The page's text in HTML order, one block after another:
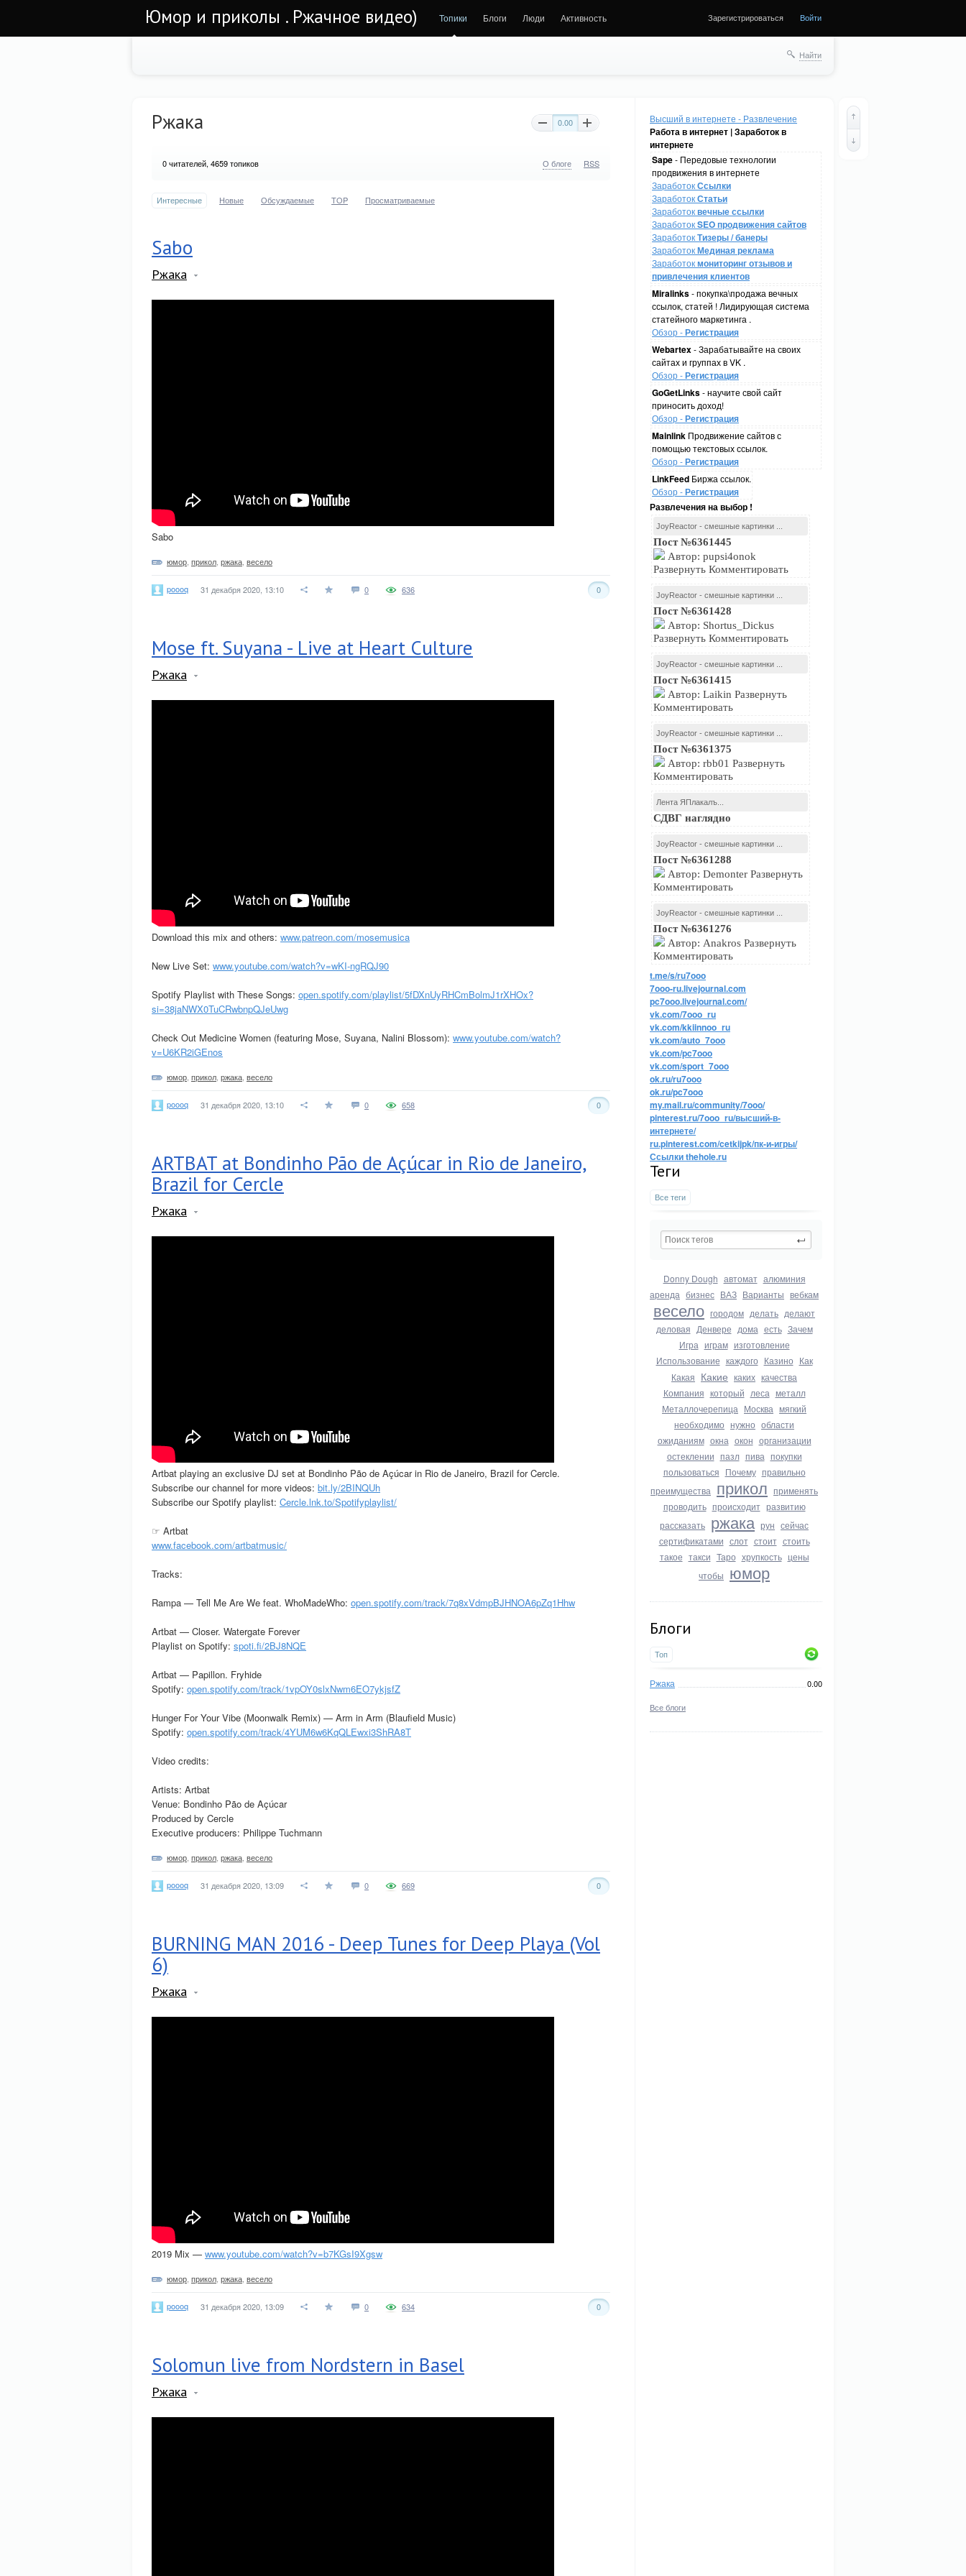
Юмор и приколы . Ржачное видео) Топики Блоги Люди Активность Зарегистрироваться Войти
Найти
Высший в интернете - Развлечение
Работа в интернет | Заработок в
интернете
Sape- Передовые технологии
продвижения в интернете
ЗаработокСсылки
ЗаработокСтатьи
Заработоквечные ссылки
ЗаработокSEO продвижения сайтов
ЗаработокТизеры / банеры
ЗаработокМединая реклама
Заработокмониторинг отзывов и
привлечения клиентов
Miralinks- покупка\продажа вечных
ссылок, статей ! Лидирующая система
статейного маркетинга .
Обзор -Регистрация
Webartex- Зарабатывайте на своих
сайтах и группах в VK .
Обзор -Регистрация
GoGetLinks- научите свой сайт
приносить доход!
Обзор -Регистрация
Mainlink Продвижение сайтов с
помощью текстовых ссылок.
Обзор -Регистрация
LinkFeed Биржа ссылок.
Обзор -Регистрация
Развлечения на выбор !
JoyReactor - смешные картинки ...
Пост №6361445
Автор: pupsi4onok
Развернуть Комментировать
JoyReactor - смешные картинки ...
Пост №6361428
Автор: Shortus_Dickus
Развернуть Комментировать
JoyReactor - смешные картинки ...
Пост №6361415
Автор: Laikin Развернуть
Комментировать
JoyReactor - смешные картинки ...
Пост №6361375
Автор: rbb01 Развернуть
Комментировать
Лента ЯПлакалъ...
СДВГ наглядно
JoyReactor - смешные картинки ...
Пост №6361288
Автор: Demonter Развернуть
Комментировать
JoyReactor - смешные картинки ...
Пост №6361276
Автор: Anakros Развернуть
Комментировать
t.me/s/ru7ooo
7ooo-ru.livejournal.com
pc7ooo.livejournal.com/
vk.com/7ooo_ru
vk.com/kkiinnoo_ru
vk.com/auto_7ooo
vk.com/pc7ooo
vk.com/sport_7ooo
ok.ru/ru7ooo
ok.ru/pc7ooo
my.mail.ru/community/7ooo/
pinterest.ru/7ooo_ru/высший-в-
интернете/
ru.pinterest.com/cetkijpk/пк-и-игры/
Ссылки thehole.ru
Теги
Все теги
Donny Dough автомат алюминия
аренда бизнес ВАЗ Варианты вебкам
весело городом делать делают
деловая Денвере дома есть Зачем
Игра играм изготовление
Использование каждого Казино Как
Какая Какие каких качества
Компания который леса металл
Металлочерепица Москва мягкий
необходимо нужно области
ожиданиям окна окон организации
остеклении пазл пива покупки
пользоваться Почему правильно
преимущества прикол применять
проводить происходит развитию
рассказать ржака рун сейчас
сертификатами слот стоит стоить
такое такси Таро хрупкость цены
чтобы юмор
Блоги
Топ
Ржака 0.00
Все блоги
Ржака 0.00
0читателей, 4659 топиков О блоге RSS
Интересные Новые Обсуждаемые TOP Просматриваемые
Sabo
Ржака
Sabo
юмор прикол ржака весело
poooq 31 декабря 2020, 13:10 0 0
636
Mose ft. Suyana - Live at Heart Culture
Ржака
Download this mix and others: www.patreon.com/mosemusica
New Live Set: www.youtube.com/watch?v=wKI-ngRQJ90
Spotify Playlist with These Songs: open.spotify.com/playlist/5fDXnUyRHCmBolmJ1rXHOx?
si=38jaNWX0TuCRwbnpQJeUwg
Check Out Medicine Women (featuring Mose, Suyana, Nalini Blossom): www.youtube.com/watch?
v=U6KR2iGEnos
юмор прикол ржака весело
poooq 31 декабря 2020, 13:10 0 0
658
ARTBAT at Bondinho Pão de Açúcar in Rio de Janeiro,
Brazil for Cercle
Ржака
Artbat playing an exclusive DJ set at Bondinho Pão de Açúcar in Rio de Janeiro, Brazil for Cercle.
Subscribe our channel for more videos: bit.ly/2BINQUh
Subscribe our Spotify playlist: Cercle.lnk.to/Spotifyplaylist/
☞ Artbat
www.facebook.com/artbatmusic/
Tracks:
Rampa — Tell Me Are We feat. WhoMadeWho: open.spotify.com/track/7q8xVdmpBJHNOA6pZq1Hhw
Artbat — Closer. Watergate Forever
Playlist on Spotify: spoti.fi/2BJ8NQE
Artbat — Papillon. Fryhide
Spotify: open.spotify.com/track/1vpOY0slxNwm6EO7ykjsfZ
Hunger For Your Vibe (Moonwalk Remix) — Arm in Arm (Blaufield Music)
Spotify: open.spotify.com/track/4YUM6w6KqQLEwxi3ShRA8T
Video credits:
Artists: Artbat
Venue: Bondinho Pão de Açúcar
Produced by Cercle
Executive producers: Philippe Tuchmann
юмор прикол ржака весело
poooq 31 декабря 2020, 13:09 0 0
669
BURNING MAN 2016 - Deep Tunes for Deep Playa (Vol
6)
Ржака
2019 Mix — www.youtube.com/watch?v=b7KGsI9Xgsw
юмор прикол ржака весело
poooq 31 декабря 2020, 13:09 0 0
634
Solomun live from Nordstern in Basel
Ржака